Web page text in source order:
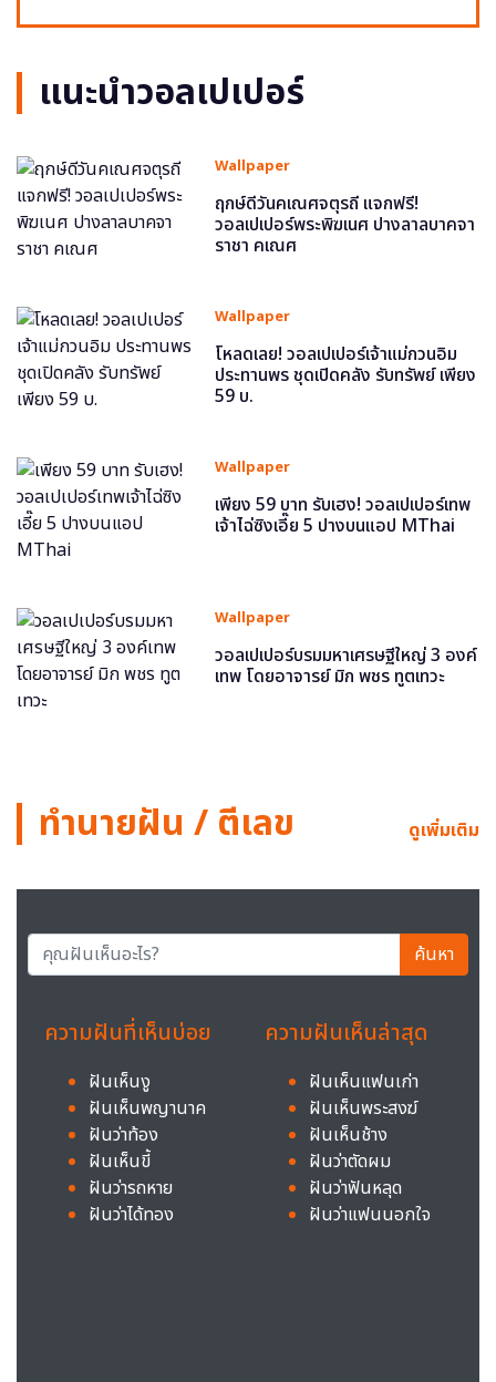
แนะนำวอลเปเปอร์
Wallpaper
ฤกษ์ดีวันคเณศจตุรถี แจกฟรี!
วอลเปเปอร์พระพิฆเนศ ปางลาลบาคจา
ราชา คเณศ
Wallpaper
โหลดเลย! วอลเปเปอร์เจ้าแม่กวนอิม
ประทานพร ชุดเปิดคลัง รับทรัพย์ เพียง
59 บ.
Wallpaper
เพียง 59 บาท รับเฮง! วอลเปเปอร์เทพ
เจ้าไฉ่ซิงเอี๊ย 5 ปางบนแอป MThai
Wallpaper
วอลเปเปอร์บรมมหาเศรษฐีใหญ่ 3 องค์
เทพ โดยอาจารย์ มิก พชร ทูตเทวะ
ทำนายฝัน / ตีเลข ดูเพิ่มเติม
ค้นหา
ความฝันที่เห็นบ่อย
ฝันเห็นงู
ฝันเห็นพญานาค
ฝันว่าท้อง
ฝันเห็นขี้
ฝันว่ารถหาย
ฝันว่าได้ทอง
ความฝันเห็นล่าสุด
ฝันเห็นแฟนเก่า
ฝันเห็นพระสงฆ์
ฝันเห็นช้าง
ฝันว่าตัดผม
ฝันว่าฟันหลุด
ฝันว่าแฟนนอกใจ